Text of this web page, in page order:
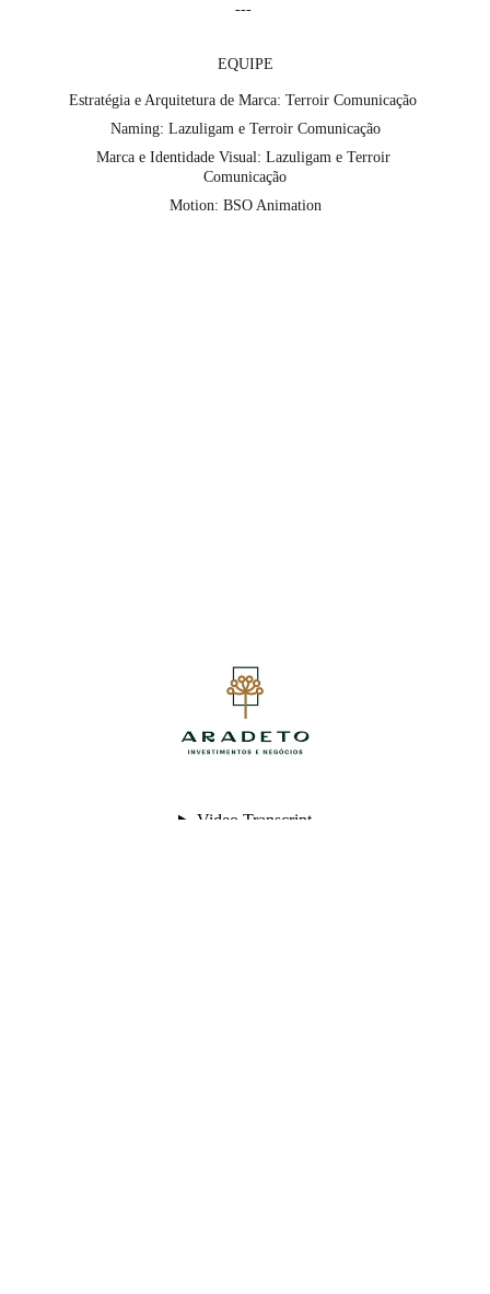
---
EQUIPE
Estratégia e Arquitetura de Marca: Terroir Comunicação
Naming: Lazuligam e Terroir Comunicação
Marca e Identidade Visual: Lazuligam e Terroir
Comunicação
Motion: BSO Animation